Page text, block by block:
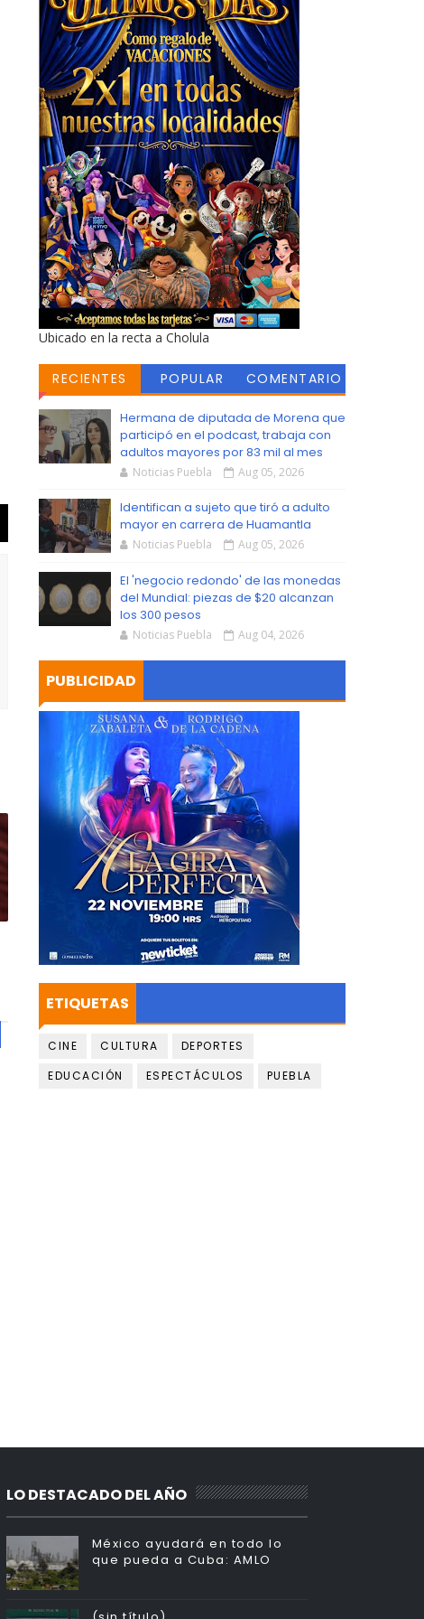
Ubicado en la recta a Cholula
RECIENTES POPULAR
COMENTARIO
Hermana de diputada de Morena que
participó en el podcast, trabaja con
adultos mayores por 83 mil al mes
Noticias Puebla Aug 05, 2026
Identifican a sujeto que tiró a adulto
mayor en carrera de Huamantla
Noticias Puebla Aug 05, 2026
El 'negocio redondo' de las monedas
del Mundial: piezas de $20 alcanzan
los 300 pesos
Noticias Puebla Aug 04, 2026
PUBLICIDAD
ETIQUETAS
CINE CULTURA
DEPORTES
EDUCACIÓN
ESPECTÁCULOS PUEBLA
LO DESTACADO DEL AÑO
México ayudará en todo lo
que pueda a Cuba: AMLO